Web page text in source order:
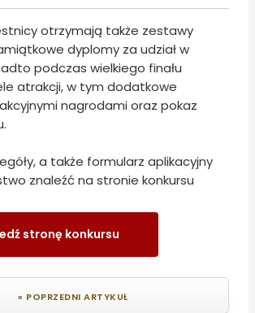
otrzymają także zestawy
dyplomy za udział w
podczas wielkiego finału
atrakcji, w tym dodatkowe
nagrodami oraz pokaz
a także formularz aplikacyjny
znaleźć na stronie konkursu
stronę konkursu
« POPRZEDNI ARTYKUŁ